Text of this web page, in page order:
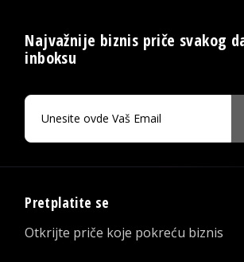
Najvažnije biznis priče svakog
inboksu
Pretplatite se
Otkrijte priče koje pokreću biznis